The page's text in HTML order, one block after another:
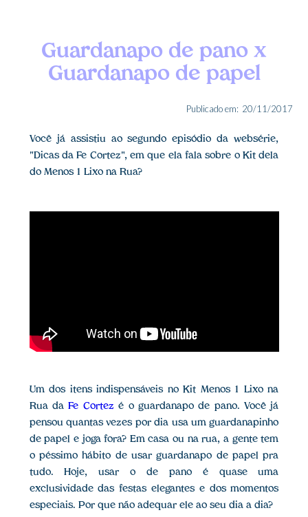
Guardanapo de pano x
Guardanapo de papel
Publicado em: 20/11/2017
Você já assistiu ao segundo episódio da websérie,
"Dicas da Fe Cortez", em que ela fala sobre o Kit dela
do Menos 1 Lixo na Rua?
Um dos itens indispensáveis no Kit Menos 1 Lixo na
Rua daFe Cortezé o guardanapo de pano. Você já
pensou quantas vezes por dia usa um guardanapinho
de papel e joga fora? Em casa ou na rua, a gente tem
o péssimo hábito de usar guardanapo de papel pra
tudo. Hoje, usar o de pano é quase uma
exclusividade das festas elegantes e dos momentos
especiais. Por que não adequar ele ao seu dia a dia?